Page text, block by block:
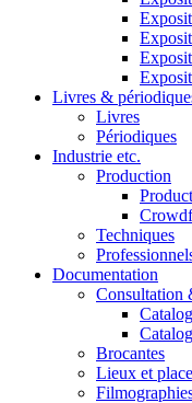
Livres &
Livres
Périodiques
Industrie etc.
Production
Techniques
Documentation
Consultation
Brocantes
Lieux et